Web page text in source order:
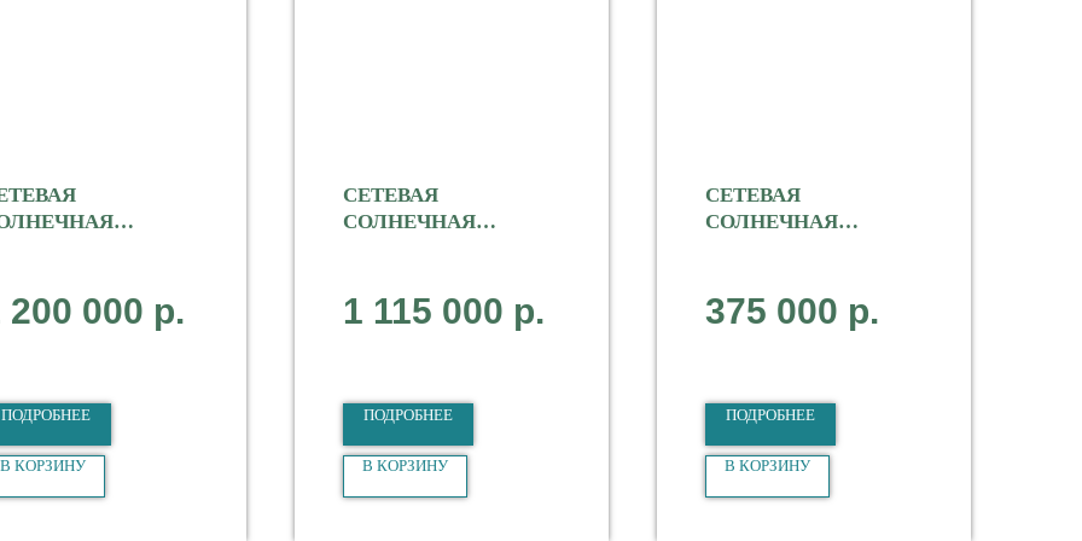
Сетевая
200 000 р.
ПОДРОБНЕЕ
В КОРЗИНУ
СЕТЕВАЯ
СОЛНЕЧНАЯ
Тип Сетевая
1 115 000 р.
ПОДРОБНЕЕ
В КОРЗИНУ
СЕТЕВАЯ
СОЛНЕЧНАЯ
Тип Сетевая
375 000 р.
ПОДРОБНЕЕ
В КОРЗИНУ